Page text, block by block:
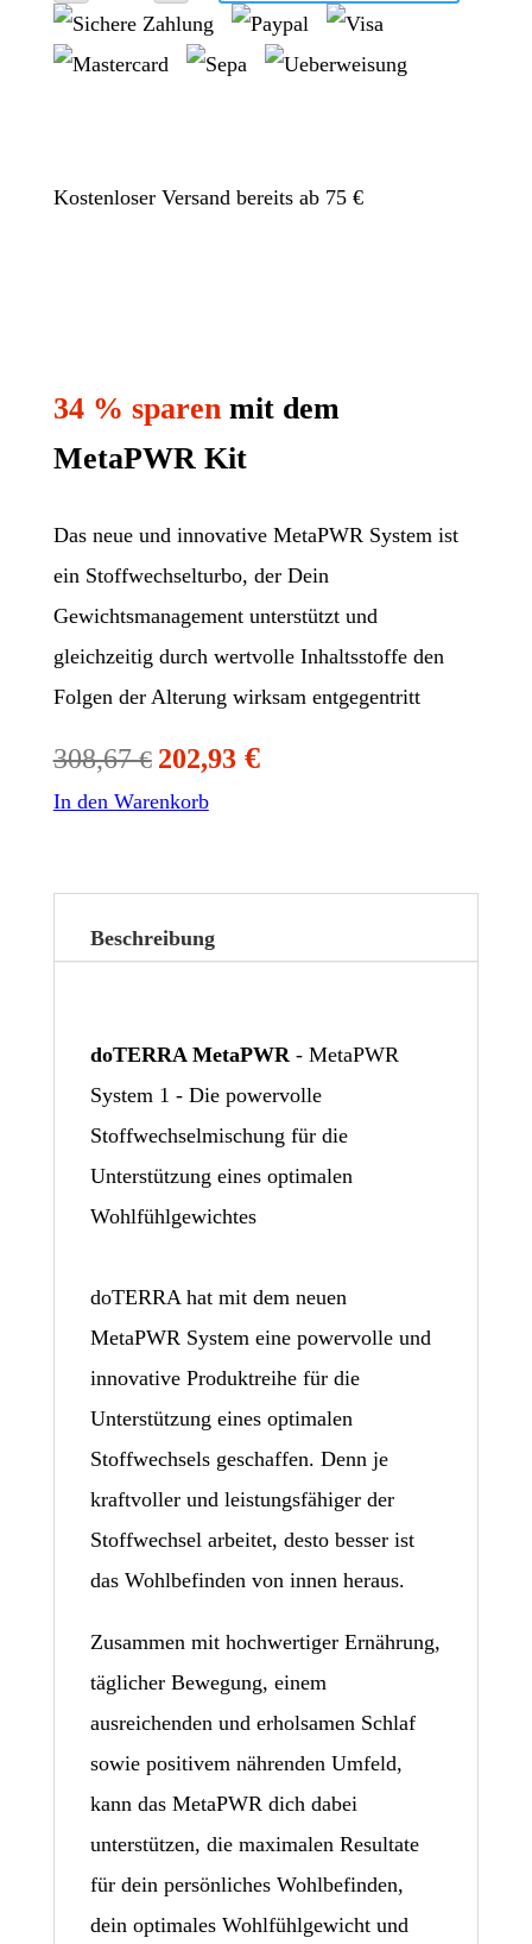
Kostenloser Versand bereits ab 75 €
34 % sparenmit dem
MetaPWR Kit
Das neue und innovative MetaPWR System ist
ein Stoffwechselturbo, der Dein
Gewichtsmanagement unterstützt und
gleichzeitig durch wertvolle Inhaltsstoffe den
Folgen der Alterung wirksam entgegentritt
308,67€ 202,93€
In den Warenkorb
Beschreibung
doTERRA MetaPWR - MetaPWR
System 1 - Die powervolle
Stoffwechselmischung für die
Unterstützung eines optimalen
Wohlfühlgewichtes
doTERRA hat mit dem neuen
MetaPWR System eine powervolle und
innovative Produktreihe für die
Unterstützung eines optimalen
Stoffwechsels geschaffen. Denn je
kraftvoller und leistungsfähiger der
Stoffwechsel arbeitet, desto besser ist
das Wohlbefinden von innen heraus.
Zusammen mit hochwertiger Ernährung,
täglicher Bewegung, einem
ausreichenden und erholsamen Schlaf
sowie positivem nährenden Umfeld,
kann das MetaPWR dich dabei
unterstützen, die maximalen Resultate
für dein persönliches Wohlbefinden,
dein optimales Wohlfühlgewicht und